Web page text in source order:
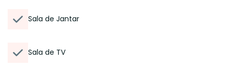
Sala de Jantar
Sala de TV